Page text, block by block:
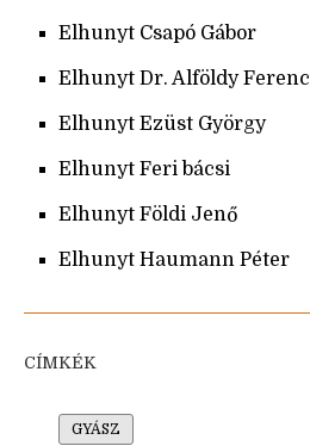
Elhunyt Csapó Gábor
Elhunyt Dr. Alföldy Ferenc
Elhunyt Ezüst György
Elhunyt Feri bácsi
Elhunyt Földi Jenő
Elhunyt Haumann Péter
CÍMKÉK
GYÁSZ